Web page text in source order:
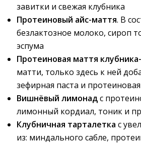
завитки и свежая клубника
Протеиновый айс-маття. В
безлактозное молоко, сироп
эспума
Протеиновая маття
матти, только здесь к ней
зефирная паста и
Вишнёвый лимонадс
лимонный кордиал, тоник и
Клубничная тарталетка с
из: миндального сабле,